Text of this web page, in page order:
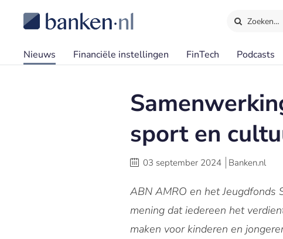
Zoeken…
Nieuws Financiële instellingen FinTech Podcasts
sport en
03 september 2024 Banken.nl
ABN AMRO en het Jeugdfonds
mening dat iedereen het
maken voor kinderen en